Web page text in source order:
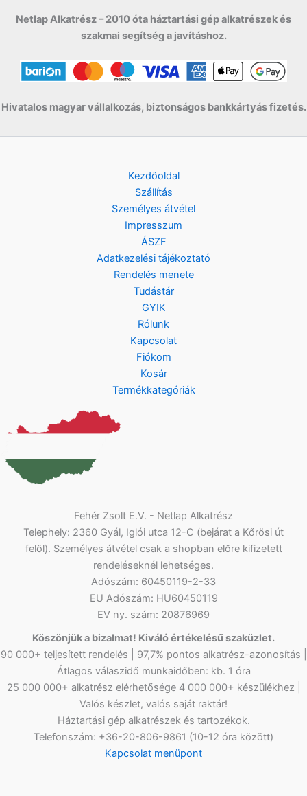
Netlap Alkatrész – 2010 óta háztartási gép alkatrészek és
szakmai segítség a javításhoz.
Hivatalos magyar vállalkozás, biztonságos bankkártyás fizetés.
Kezdőoldal
Szállítás
Személyes átvétel
Impresszum
ÁSZF
Adatkezelési tájékoztató
Rendelés menete
Tudástár
GYIK
Rólunk
Kapcsolat
Fiókom
Kosár
Termékkategóriák
Fehér Zsolt E.V. - Netlap Alkatrész
Telephely: 2360 Gyál, Iglói utca 12-C (bejárat a Kőrösi út
felől). Személyes átvétel csak a shopban előre kifizetett
rendeléseknél lehetséges.
Adószám: 60450119-2-33
EU Adószám: HU60450119
EV ny. szám: 20876969
Köszönjük a bizalmat! Kiváló értékelésű szaküzlet.
90 000+ teljesített rendelés | 97,7% pontos alkatrész-azonosítás |
Átlagos válaszidő munkaidőben: kb. 1 óra
25 000 000+ alkatrész elérhetősége 4 000 000+ készülékhez |
Valós készlet, valós saját raktár!
Háztartási gép alkatrészek és tartozékok.
Telefonszám: +36-20-806-9861 (10-12 óra között)
Kapcsolat menüpont